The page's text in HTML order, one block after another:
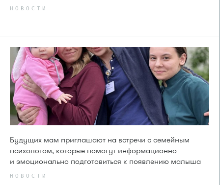
НОВОСТИ
Будущих мам приглашают на встречи с семейным
психологом, которые помогут информационно
и эмоционально подготовиться к появлению малыша
НОВОСТИ